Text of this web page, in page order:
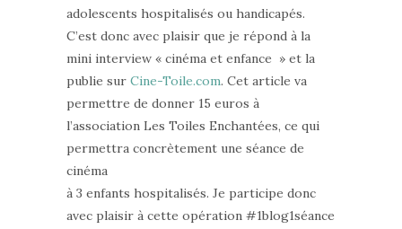
adolescents hospitalisés ou handicapés.
C’est donc avec plaisir que je répond à la
mini interview « cinéma et enfance » et la
publie sur Cine-Toile.com. Cet article va
permettre de donner 15 euros à
l’association Les Toiles Enchantées, ce qui
permettra concrètement une séance de
cinéma
à 3 enfants hospitalisés. Je participe donc
avec plaisir à cette opération #1blog1séance